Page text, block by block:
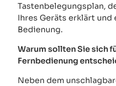
Tastenbelegungsplan,
Ihres Geräts erklärt
Bedienung.
Warum sollten Sie sich
Fernbedienung
Neben dem